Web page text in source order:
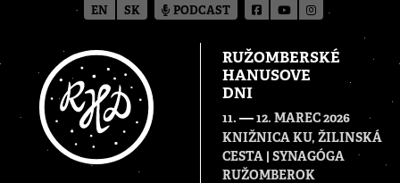
RUŽOMBERSKÉ
HANUSOVE
DNI
11. — 12. MAREC 2026
KNIŽNICA KU, ŽILINSKÁ
CESTA | SYNAGÓGA
RUŽOMBEROK
EN SK PODCAST